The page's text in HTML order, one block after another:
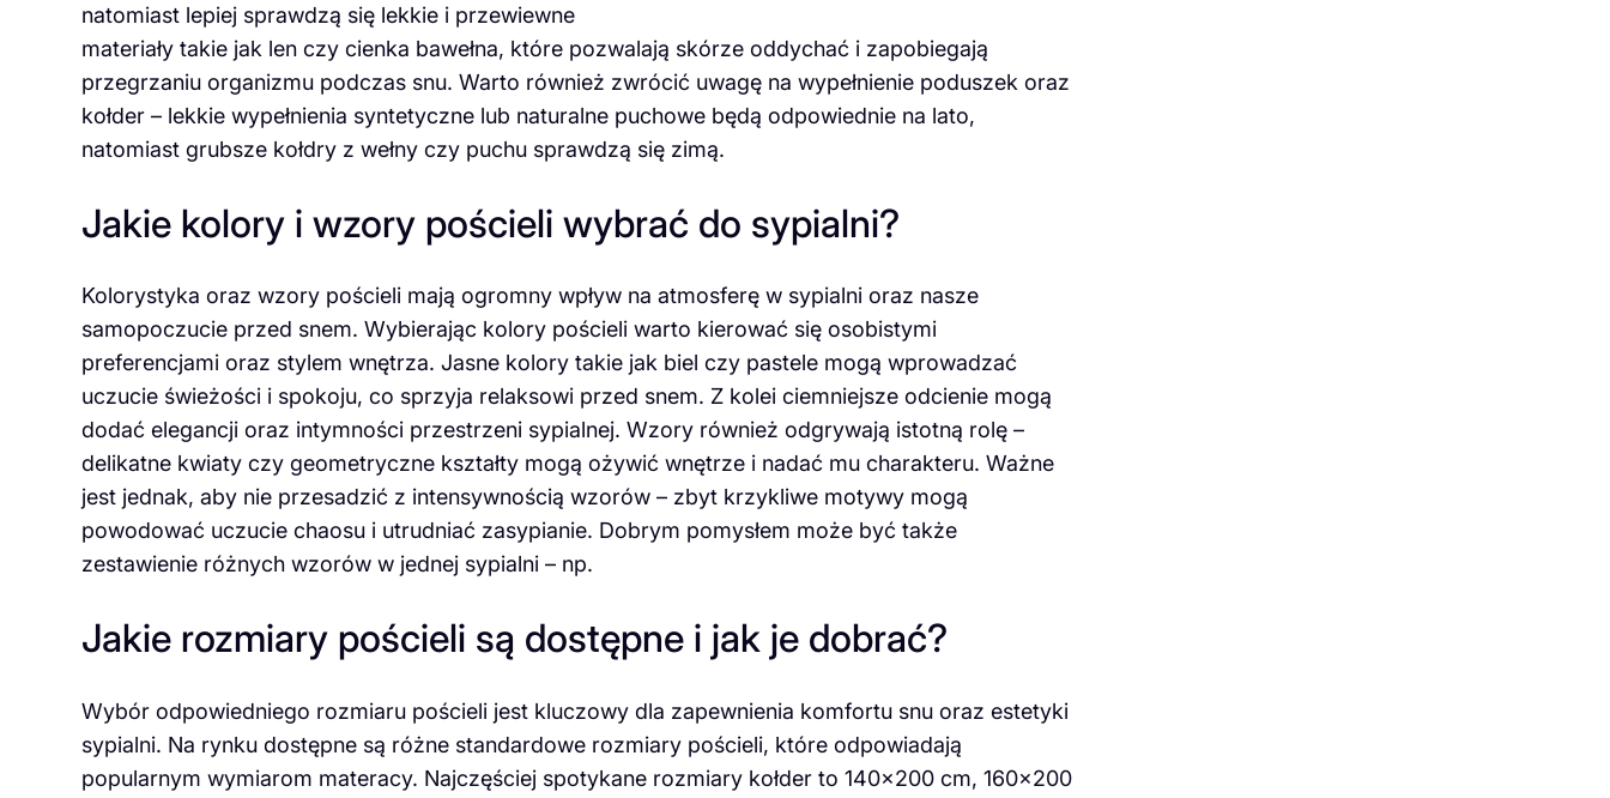
natomiast lepiej sprawdzą się lekkie i przewiewne
materiały takie jak len czy cienka bawełna, które pozwalają skórze oddychać i zapobiegają
przegrzaniu organizmu podczas snu. Warto również zwrócić uwagę na wypełnienie poduszek oraz
kołder – lekkie wypełnienia syntetyczne lub naturalne puchowe będą odpowiednie na lato,
natomiast grubsze kołdry z wełny czy puchu sprawdzą się zimą.
Jakie kolory i wzory pościeli wybrać do sypialni?
Kolorystyka oraz wzory pościeli mają ogromny wpływ na atmosferę w sypialni oraz nasze
samopoczucie przed snem. Wybierając kolory pościeli warto kierować się osobistymi
preferencjami oraz stylem wnętrza. Jasne kolory takie jak biel czy pastele mogą wprowadzać
uczucie świeżości i spokoju, co sprzyja relaksowi przed snem. Z kolei ciemniejsze odcienie mogą
dodać elegancji oraz intymności przestrzeni sypialnej. Wzory również odgrywają istotną rolę –
delikatne kwiaty czy geometryczne kształty mogą ożywić wnętrze i nadać mu charakteru. Ważne
jest jednak, aby nie przesadzić z intensywnością wzorów – zbyt krzykliwe motywy mogą
powodować uczucie chaosu i utrudniać zasypianie. Dobrym pomysłem może być także
zestawienie różnych wzorów w jednej sypialni – np.
Jakie rozmiary pościeli są dostępne i jak je dobrać?
Wybór odpowiedniego rozmiaru pościeli jest kluczowy dla zapewnienia komfortu snu oraz estetyki
sypialni. Na rynku dostępne są różne standardowe rozmiary pościeli, które odpowiadają
popularnym wymiarom materacy. Najczęściej spotykane rozmiary kołder to 140×200 cm, 160×200